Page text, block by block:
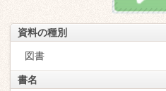
資料の種別
図書
書名